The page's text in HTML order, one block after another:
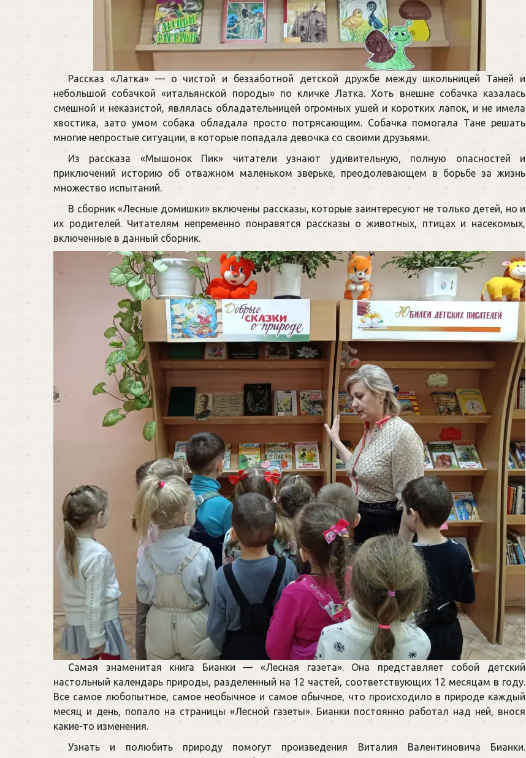
Рассказ «Латка» — о чистой и беззаботной детской дружбе между школьницей Таней и
небольшой собачкой «итальянской породы» по кличке Латка. Хоть внешне собачка казалась
смешной и неказистой, являлась обладательницей огромных ушей и коротких лапок, и не имела
хвостика, зато умом собака обладала просто потрясающим. Собачка помогала Тане решать
многие непростые ситуации, в которые попадала девочка со своими друзьями.
Из рассказа «Мышонок Пик» читатели узнают удивительную, полную опасностей и
приключений историю об отважном маленьком зверьке, преодолевающем в борьбе за жизнь
множество испытаний.
В сборник «Лесные домишки» включены рассказы, которые заинтересуют не только детей, но и
их родителей. Читателям непременно понравятся рассказы о животных, птицах и насекомых,
включенные в данный сборник.
Самая знаменитая книга Бианки — «Лесная газета». Она представляет собой детский
настольный календарь природы, разделенный на 12 частей, соответствующих 12 месяцам в году.
Все самое любопытное, самое необычное и самое обычное, что происходило в природе каждый
месяц и день, попало на страницы «Лесной газеты». Бианки постоянно работал над ней, внося
какие-то изменения.
Узнать и полюбить природу помогут произведения Виталия Валентиновича Бианки.